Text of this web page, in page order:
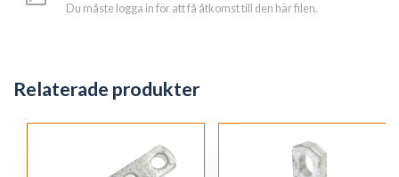
Du måste logga in för att få åtkomst till den här filen.
Relaterade produkter